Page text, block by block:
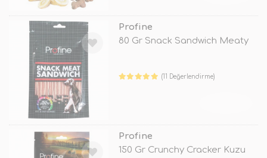
Profine
80 Gr Snack Sandwich Meaty
(11 Değerlendirme)
Profine
150 Gr Crunchy Cracker Kuzu